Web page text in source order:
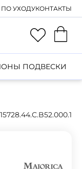
УХОДУКОНТАКТЫ
ПОДВЕСКИ
15728.44.C.B52.000.1